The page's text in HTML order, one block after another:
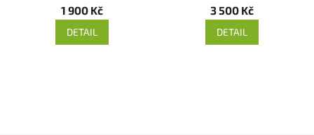
1 900 Kč
DETAIL
3 500 Kč
DETAIL